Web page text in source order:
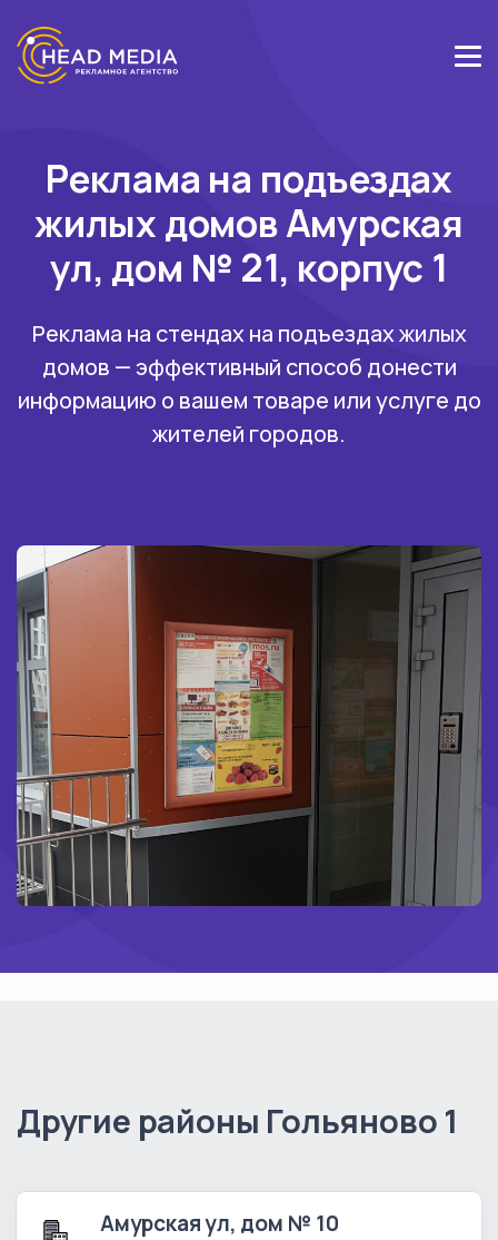
Реклама на подъездах
жилых домов Амурская
ул, дом № 21, корпус 1
Реклама на стендах на подъездах жилых
домов — эффективный способ донести
информацию о вашем товаре или услуге до
жителей городов.
Другие районы Гольяново 1
Амурская ул, дом № 10